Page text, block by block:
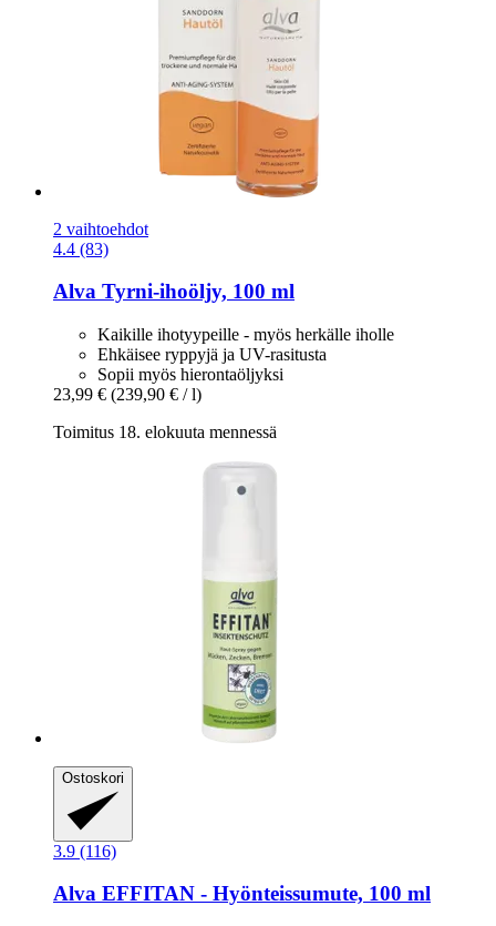
2 vaihtoehdot
4.4 (83)
Alva Tyrni-​ihoöljy, 100 ml
Kaikille ihotyypeille - myös herkälle iholle
Ehkäisee ryppyjä ja UV-rasitusta
Sopii myös hierontaöljyksi
23,99 € (239,90 € / l)
Toimitus 18. elokuuta mennessä
Ostoskori
3.9 (116)
Alva EFFITAN -​ Hyönteissumute, 100 ml